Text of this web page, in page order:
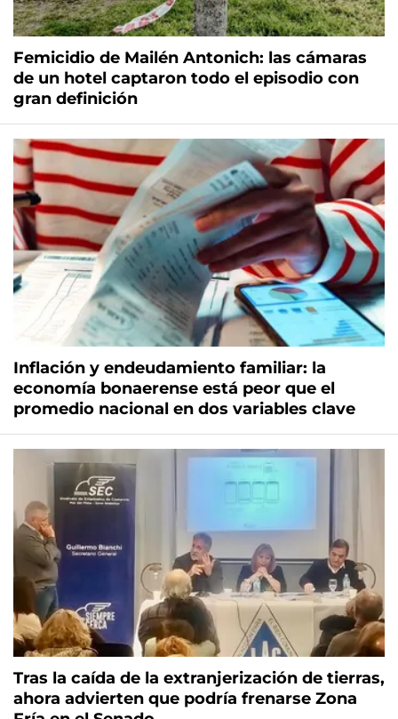
Femicidio de Mailén Antonich: las cámaras
de un hotel captaron todo el episodio con
gran definición
Inflación y endeudamiento familiar: la
economía bonaerense está peor que el
promedio nacional en dos variables clave
Tras la caída de la extranjerización de tierras,
ahora advierten que podría frenarse Zona